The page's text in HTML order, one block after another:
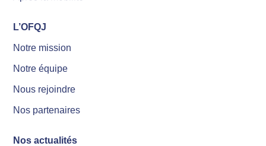
L’OFQJ
Notre mission
Notre équipe
Nous rejoindre
Nos partenaires
Nos actualités